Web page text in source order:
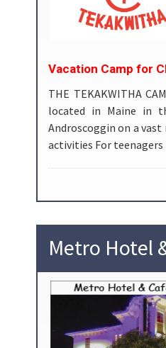
Vacation Camp for
THE TEKAKWITHA
located in Maine in
Androscoggin on a
activities For teenagers
Metro Hotel